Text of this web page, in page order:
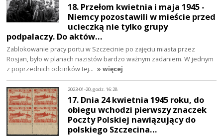
18. Przełom kwietnia i maja 1945 -
Niemcy pozostawili w mieście przed
ucieczką nie tylko grupy
podpalaczy. Do aktów…
Zablokowanie pracy portu w Szczecinie po zajęciu miasta przez
Rosjan, było w planach nazistów bardzo ważnym zadaniem. W jednym
z poprzednich odcinków tej… » więcej
2023-01-20, godz. 16:28
17. Dnia 24 kwietnia 1945 roku, do
obiegu wchodzi pierwszy znaczek
Poczty Polskiej nawiązujący do
polskiego Szczecina…